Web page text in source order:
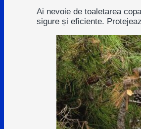
Ai nevoie de toaletarea
sigure și eficiente.